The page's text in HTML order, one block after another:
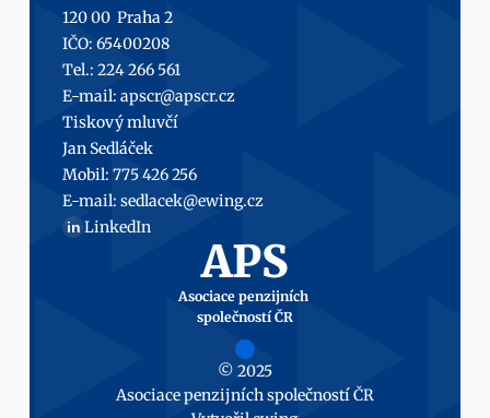
120 00  Praha 2
IČO: 65400208
Tel.: 224 266 561
E-mail: apscr@apscr.cz
Tiskový mluvčí
Jan Sedláček
Mobil: 775 426 256
E-mail: sedlacek@ewing.cz
in LinkedIn
APS
Asociace penzijních
společností ČR
© 2025
Asociace penzijních společností ČR